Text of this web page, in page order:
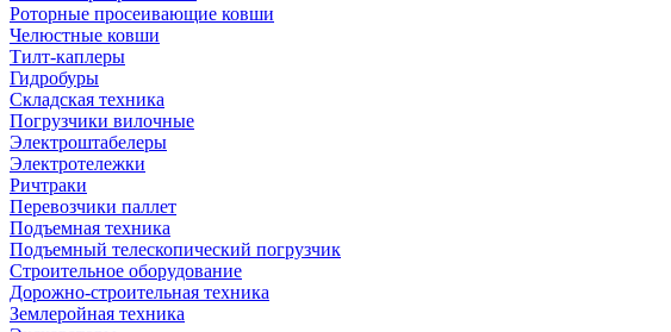
Роторные просеивающие ковши
Челюстные ковши
Тилт-каплеры
Гидробуры
Складская техника
Погрузчики вилочные
Электроштабелеры
Электротележки
Ричтраки
Перевозчики паллет
Подъемная техника
Подъемный телескопический погрузчик
Строительное оборудование
Дорожно-строительная техника
Землеройная техника